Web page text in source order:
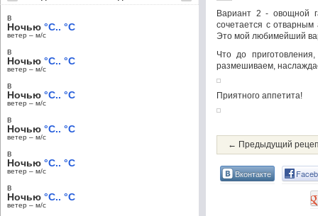
Вариант 2 - овощной
сочетается с
Это мой любимейший
Что до
размешиваем,
Приятного аппетита!
← Предыдущий
Вконтакте
в
Ночью °C.. °C
ветер – м/c
в
Ночью °C.. °C
ветер – м/c
в
Ночью °C.. °C
ветер – м/c
в
Ночью °C.. °C
ветер – м/c
в
Ночью °C.. °C
ветер – м/c
в
Ночью °C.. °C
ветер – м/c